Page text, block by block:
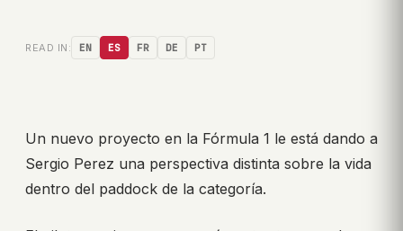
READ IN: EN ES FR DE PT
Un nuevo proyecto en la Fórmula 1 le está dando a
Sergio Perez una perspectiva distinta sobre la vida
dentro del paddock de la categoría.